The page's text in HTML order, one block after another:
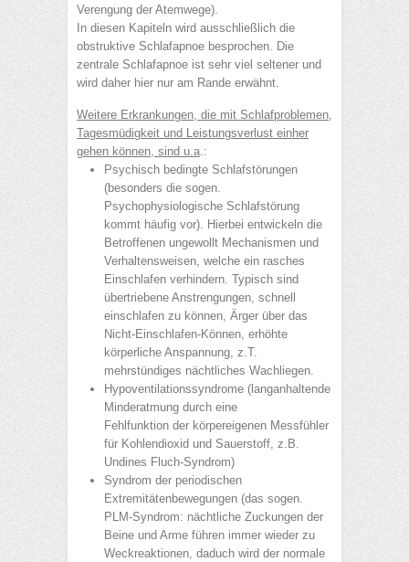
Verengung der Atemwege).
In diesen Kapiteln wird ausschließlich die
obstruktive Schlafapnoe besprochen. Die
zentrale Schlafapnoe ist sehr viel seltener und
wird daher hier nur am Rande erwähnt.
Weitere Erkrankungen, die mit Schlafproblemen,
Tagesmüdigkeit und Leistungsverlust einher
gehen können, sind u.a.:
Psychisch bedingte Schlafstörungen
(besonders die sogen.
Psychophysiologische Schlafstörung
kommt häufig vor). Hierbei entwickeln die
Betroffenen ungewollt Mechanismen und
Verhaltensweisen, welche ein rasches
Einschlafen verhindern. Typisch sind
übertriebene Anstrengungen, schnell
einschlafen zu können, Ärger über das
Nicht-Einschlafen-Können, erhöhte
körperliche Anspannung, z.T.
mehrstündiges nächtliches Wachliegen.
Hypoventilationssyndrome (langanhaltende
Minderatmung durch eine
Fehlfunktion der körpereigenen Messfühler
für Kohlendioxid und Sauerstoff, z.B.
Undines Fluch-Syndrom)
Syndrom der periodischen
Extremitätenbewegungen (das sogen.
PLM-Syndrom: nächtliche Zuckungen der
Beine und Arme führen immer wieder zu
Weckreaktionen, daduch wird der normale